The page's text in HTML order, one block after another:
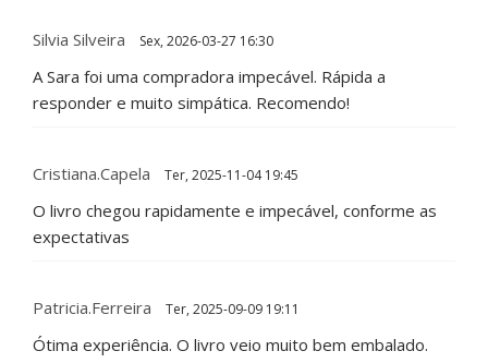
Silvia Silveira Sex, 2026-03-27 16:30
A Sara foi uma compradora impecável. Rápida a
responder e muito simpática. Recomendo!
Cristiana.Capela Ter, 2025-11-04 19:45
O livro chegou rapidamente e impecável, conforme as
expectativas
Patricia.ferreira Ter, 2025-09-09 19:11
Ótima experiência. O livro veio muito bem embalado.